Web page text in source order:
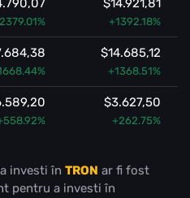
$14.921,81
+1392.18%
$14.685,12
+1368.51%
$3.627,50
+262.75%
investi în TRON ar fi fost
pentru a investi în